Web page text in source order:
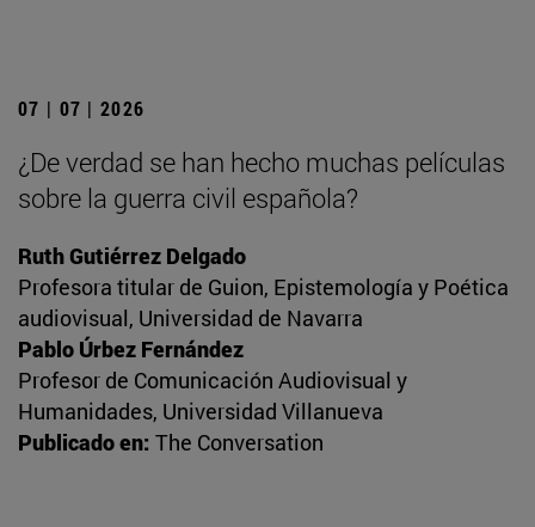
07 | 07 | 2026
¿De verdad se han hecho muchas películas
sobre la guerra civil española?
Ruth Gutiérrez Delgado
Profesora titular de Guion, Epistemología y Poética
audiovisual, Universidad de Navarra
Pablo Úrbez Fernández
Profesor de Comunicación Audiovisual y
Humanidades, Universidad Villanueva
Publicado en: The Conversation